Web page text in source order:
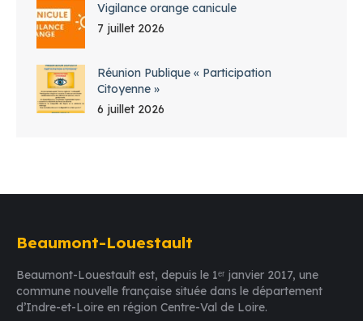
Vigilance orange canicule
7 juillet 2026
Réunion Publique « Participation
Citoyenne »
6 juillet 2026
Beaumont-Louestault
Beaumont-Louestault est, depuis le 1ᵉʳ janvier 2017, une
commune nouvelle française située dans le département
d’Indre-et-Loire en région Centre-Val de Loire.